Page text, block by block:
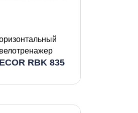
велотренажер
RBK 835